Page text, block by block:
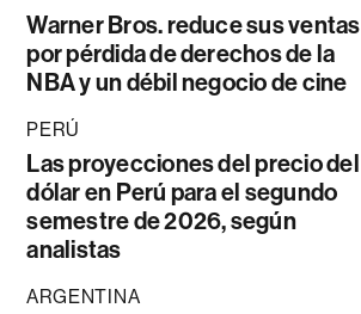
Warner Bros. reduce sus ventas
por pérdida de derechos de la
NBA y un débil negocio de cine
PERÚ
Las proyecciones del precio del
dólar en Perú para el segundo
semestre de 2026, según
analistas
ARGENTINA